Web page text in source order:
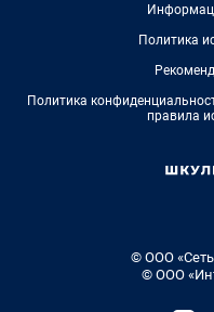
Политика
Политика
правила
© ООО «Сеть
© ООО